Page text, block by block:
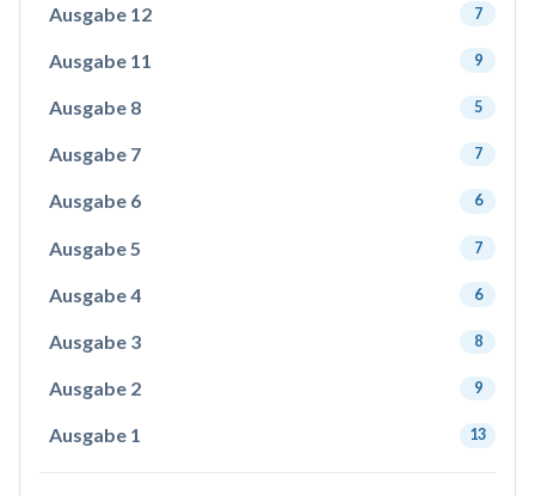
Ausgabe 12 7
Ausgabe 11 9
Ausgabe 8 5
Ausgabe 7 7
Ausgabe 6 6
Ausgabe 5 7
Ausgabe 4 6
Ausgabe 3 8
Ausgabe 2 9
Ausgabe 1 13